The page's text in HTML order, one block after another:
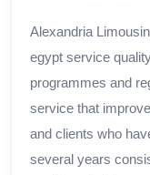
Alexandria
egypt service
programmes and
service that
and clients who
several years